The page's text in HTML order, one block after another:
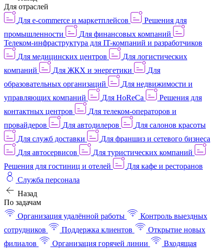
Для отраслей
Для e-commerce и маркетплейсов
Решения для
промышленности
Для финансовых компаний
Телеком-инфраструктура для IT-компаний и разработчиков
Для медицинских центров
Для логистических
компаний
Для ЖКХ и энергетики
Для
образовательных организаций
Для недвижимости и
управляющих компаний
Для HoReCa
Решения для
контактных центров
Для телеком-операторов и
провайдеров
Для автодилеров
Для салонов красоты
Для служб доставки
Для франшиз и сетевого бизнеса
Для автосервисов
Для туристических компаний
Решения для гостиниц и отелей
Для кафе и ресторанов
Служба персонала
Назад
По задачам
Организация удалённой работы
Контроль выездных
сотрудников
Поддержка клиентов
Открытие новых
филиалов
Организация горячей линии
Входящая